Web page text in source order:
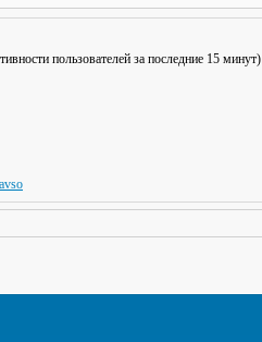
пользователей за последние 15 минут)